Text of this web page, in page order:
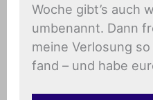
Woche gibt’s auch
umbenannt. Dann
meine Verlosung
fand – und habe